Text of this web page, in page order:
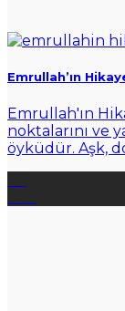
Emrullah’ın
Emrullah'ın
noktalarını ve
öyküdür. Aşk,